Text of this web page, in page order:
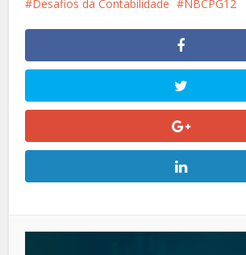
Desafios da Contabilidade NBCPG12